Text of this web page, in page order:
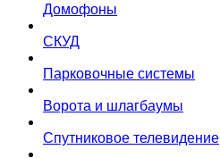
Домофоны
СКУД
Парковочные системы
Ворота и шлагбаумы
Спутниковое телевидение